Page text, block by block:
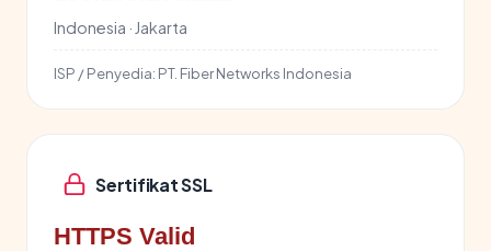
Indonesia · Jakarta
ISP / Penyedia: PT. Fiber Networks Indonesia
Sertifikat SSL
HTTPS Valid